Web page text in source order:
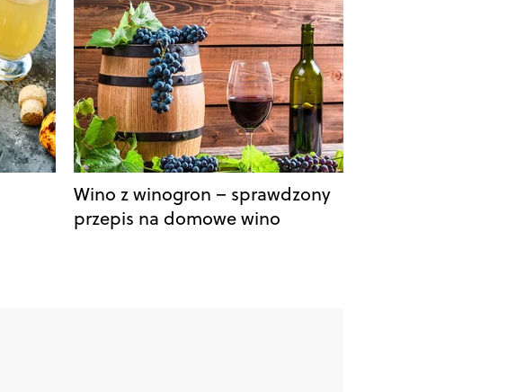
Wino z winogron – sprawdzony
przepis na domowe wino